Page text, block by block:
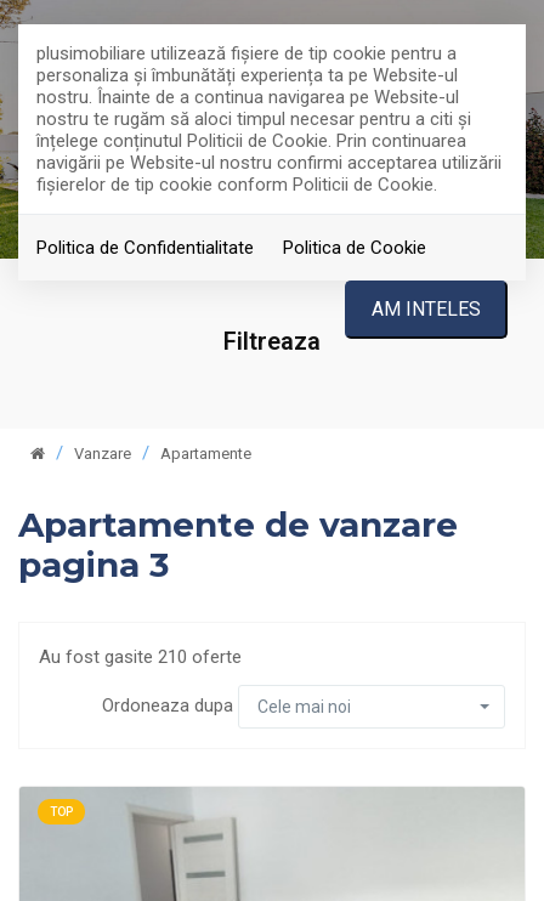
plusimobiliare utilizează fişiere de tip cookie pentru a
personaliza și îmbunătăți experiența ta pe Website-ul
nostru. Înainte de a continua navigarea pe Website-ul
nostru te rugăm să aloci timpul necesar pentru a citi și
înțelege conținutul Politicii de Cookie. Prin continuarea
navigării pe Website-ul nostru confirmi acceptarea utilizării
fişierelor de tip cookie conform Politicii de Cookie.
Politica de Confidentialitate Politica de Cookie
AM INTELES
Filtreaza
Vanzare Apartamente
Apartamente de vanzare
pagina 3
Au fost gasite 210 oferte
Ordoneaza dupa Cele mai noi
TOP